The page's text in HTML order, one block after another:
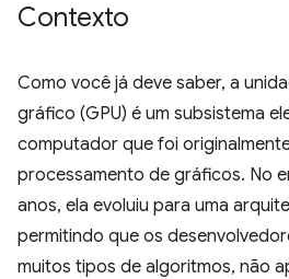
Contexto
Como você já deve saber, a
gráfico (GPU) é um subsistema
computador que foi
processamento de gráficos. No
anos, ela evoluiu para uma
permitindo que os
muitos tipos de algoritmos, não